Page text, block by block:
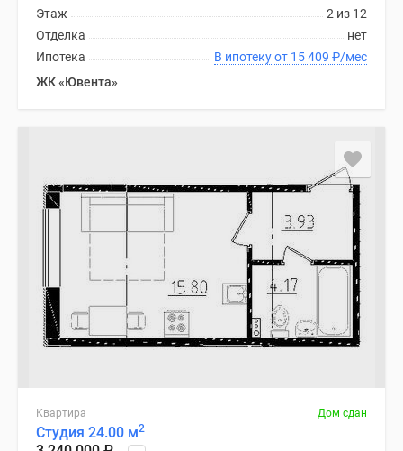
2 из 12
Этаж
нет
Отделка
В ипотеку от 15 409 ₽/мес
Ипотека
ЖК «Ювента»
Квартира Дом сдан
Студия 24.00 м2